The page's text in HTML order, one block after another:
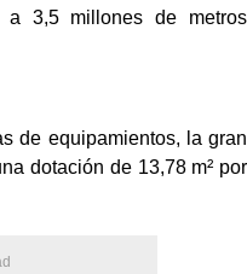
3,5 millones de metros
de equipamientos, la gran
dotación de 13,78 m² por